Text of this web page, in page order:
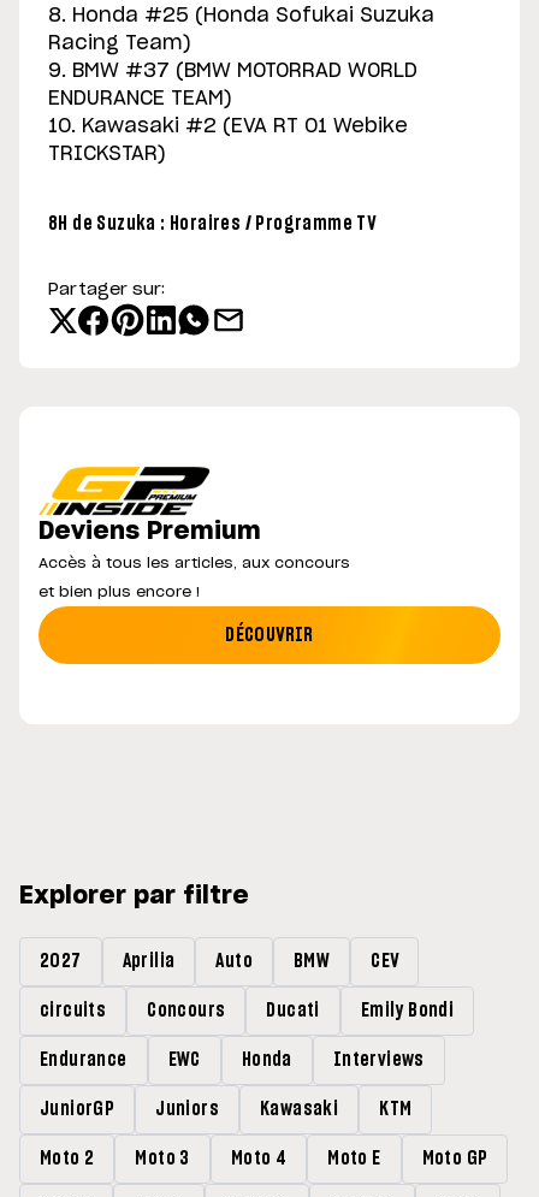
8. Honda #25 (Honda Sofukai Suzuka
Racing Team)
9. BMW #37 (BMW MOTORRAD WORLD
ENDURANCE TEAM)
10. Kawasaki #2 (EVA RT 01 Webike
TRICKSTAR)
8H de Suzuka : Horaires / Programme TV
Partager sur:
Deviens Premium
Accès à tous les articles, aux concours
et bien plus encore !
DÉCOUVRIR
Explorer par filtre
2027 Aprilia Auto BMW CEV
circuits Concours Ducati Emily Bondi
Endurance EWC Honda Interviews
JuniorGP Juniors Kawasaki KTM
Moto 2 Moto 3 Moto 4 Moto E Moto GP